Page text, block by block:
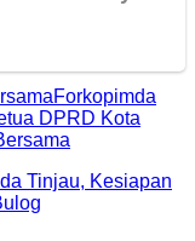
Forkopimda
DPRD Kota